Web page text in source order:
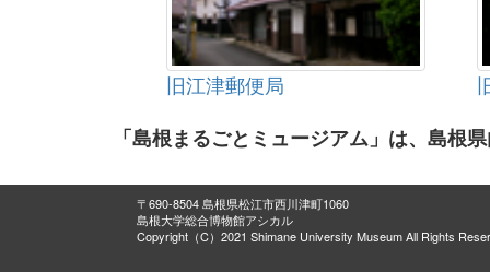
旧江津郵便局
「島根まるごとミュージアム」は、島根
〒690-8504 島根県松江市西川津町1060
島根大学総合博物館アシカル
Copyright（C）2021 Shimane University Museum All Rights